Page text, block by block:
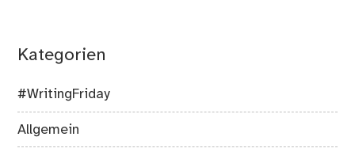
Kategorien
#WritingFriday
Allgemein